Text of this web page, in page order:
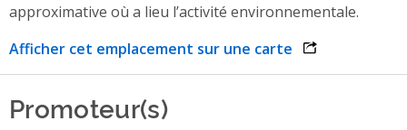
approximative où a lieu l’activité environnementale.
Afficher cet emplacement sur une carte opens link in
Promoteur(s)